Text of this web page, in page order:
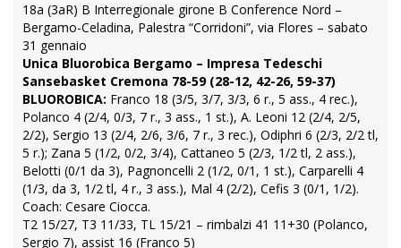
18a (3aR) B Interregionale girone B Conference Nord –
Bergamo-Celadina, Palestra “Corridoni”, via Flores – sabato
31 gennaio
Unica Bluorobica Bergamo – Impresa Tedeschi
Sansebasket Cremona 78-59 (28-12, 42-26, 59-37)
BLUOROBICA: Franco 18 (3/5, 3/7, 3/3, 6 r., 5 ass., 4 rec.),
Polanco 4 (2/4, 0/3, 7 r., 3 ass., 1 st.), A. Leoni 12 (2/4, 2/5,
2/2), Sergio 13 (2/4, 2/6, 3/6, 7 r., 3 rec.), Odiphri 6 (2/3, 2/2 tl,
5 r.); Zana 5 (1/2, 0/2, 3/4), Cattaneo 5 (2/3, 1/2 tl, 2 ass.),
Belotti (0/1 da 3), Pagnoncelli 2 (1/2, 0/1, 1 st.), Carparelli 4
(1/3, da 3, 1/2 tl, 4 r., 3 ass.), Mal 4 (2/2), Cefis 3 (0/1, 1/2).
Coach: Cesare Ciocca.
T2 15/27, T3 11/33, TL 15/21 – rimbalzi 41 11+30 (Polanco,
Sergio 7), assist 16 (Franco 5)